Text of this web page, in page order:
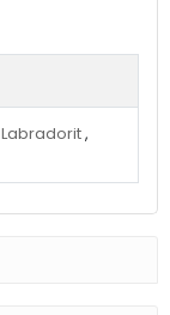
Labradorit,